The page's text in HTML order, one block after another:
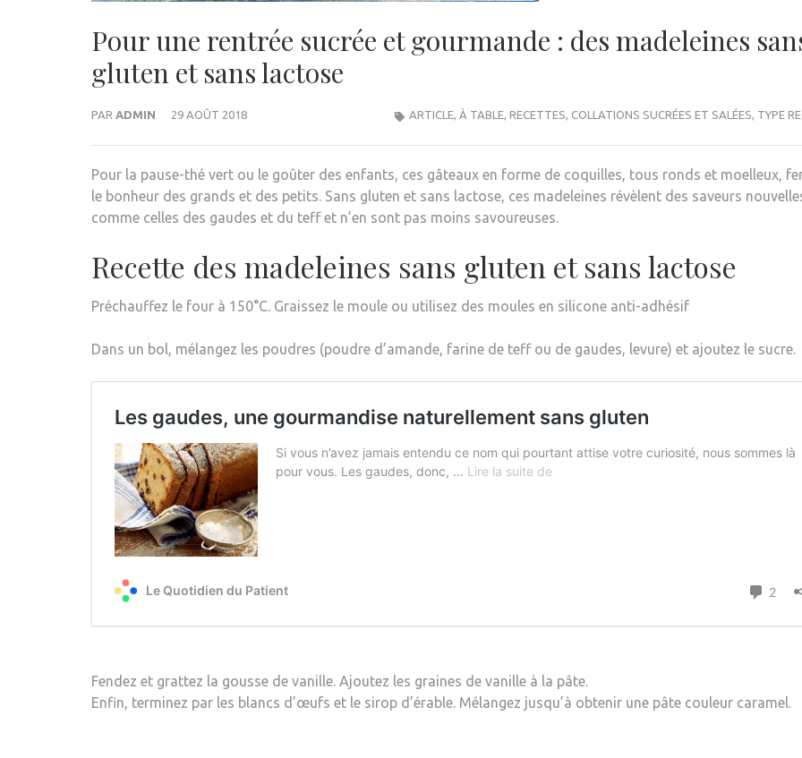
Pour une rentrée sucrée et gourmande : des madeleines
gluten et sans lactose
PAR ADMIN 29 AOÛT 2018 ARTICLE, À TABLE, RECETTES, COLLATIONS SUCRÉES ET SALÉES, TYPE
Pour la pause-thé vert ou le goûter des enfants, ces gâteaux en forme de coquilles, tous ronds et moelleux,
le bonheur des grands et des petits. Sans gluten et sans lactose, ces madeleines révèlent des saveurs
comme celles des gaudes et du teff et n’en sont pas moins savoureuses.
Recette des madeleines sans gluten et sans lactose
Préchauffez le four à 150°C. Graissez le moule ou utilisez des moules en silicone anti-adhésif
Dans un bol, mélangez les poudres (poudre d’amande, farine de teff ou de gaudes, levure) et ajoutez le sucre.
Fendez et grattez la gousse de vanille. Ajoutez les graines de vanille à la pâte.
Enfin, terminez par les blancs d’œufs et le sirop d’érable. Mélangez jusqu’à obtenir une pâte couleur caramel.